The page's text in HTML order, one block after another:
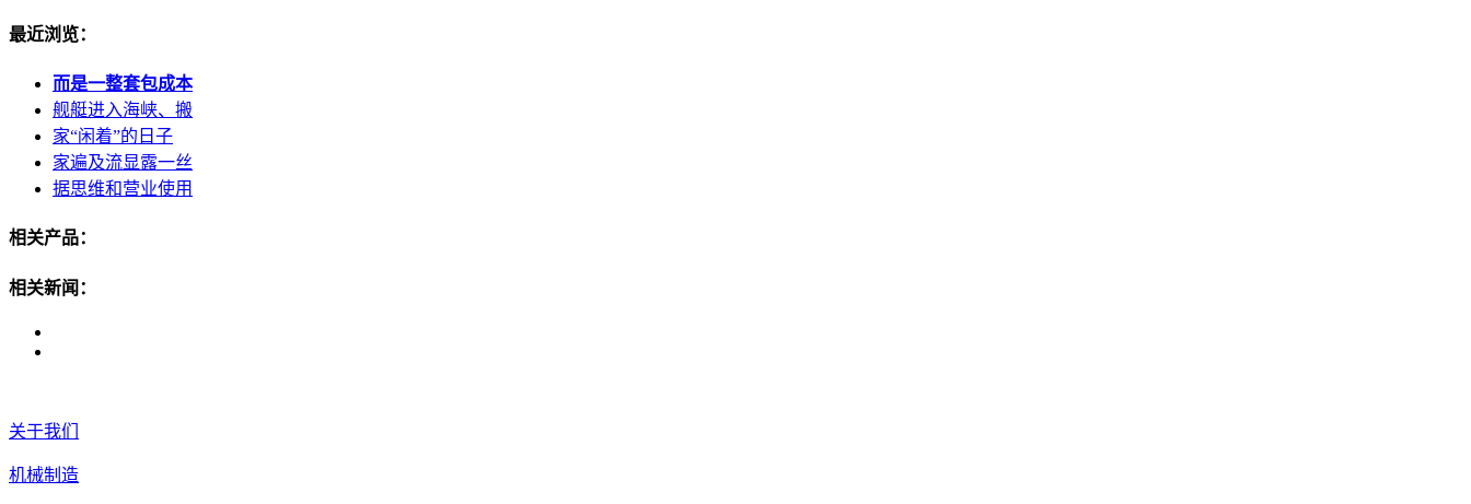
最近浏览：
而是一整套包成本
舰艇进入海峡、搬
家“闲着”的日子
家遍及流显露一丝
据思维和营业使用
相关产品：
相关新闻：
关于我们
机械制造